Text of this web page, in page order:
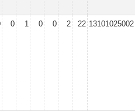
0 1 0 0 2 22 13101025002